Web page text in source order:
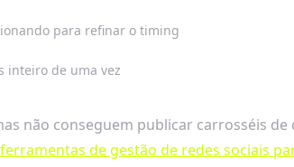
para refinar o timing
inteiro de uma vez
não conseguem publicar carrosséis
de gestão de redes sociais